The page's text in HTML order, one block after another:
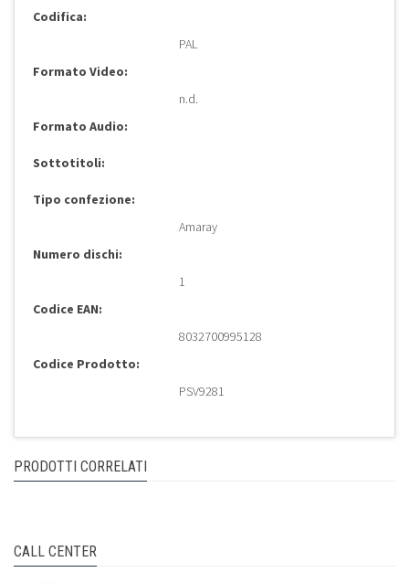
Codifica:
PAL
Formato Video:
n.d.
Formato Audio:
Sottotitoli:
Tipo confezione:
Amaray
Numero dischi:
1
Codice EAN:
8032700995128
Codice Prodotto:
PSV9281
PRODOTTI CORRELATI
CALL CENTER